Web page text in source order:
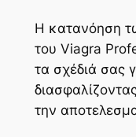
Η κατανόηση
του Viagra
τα σχέδιά σας
την